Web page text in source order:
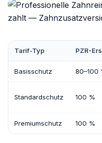
Tarif-Typ PZR-
Basisschutz 80–100
Standardschutz 100 %
Premiumschutz 100 %